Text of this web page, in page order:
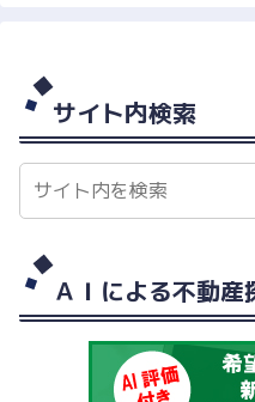
サイト内検索
ＡＩによる不動産